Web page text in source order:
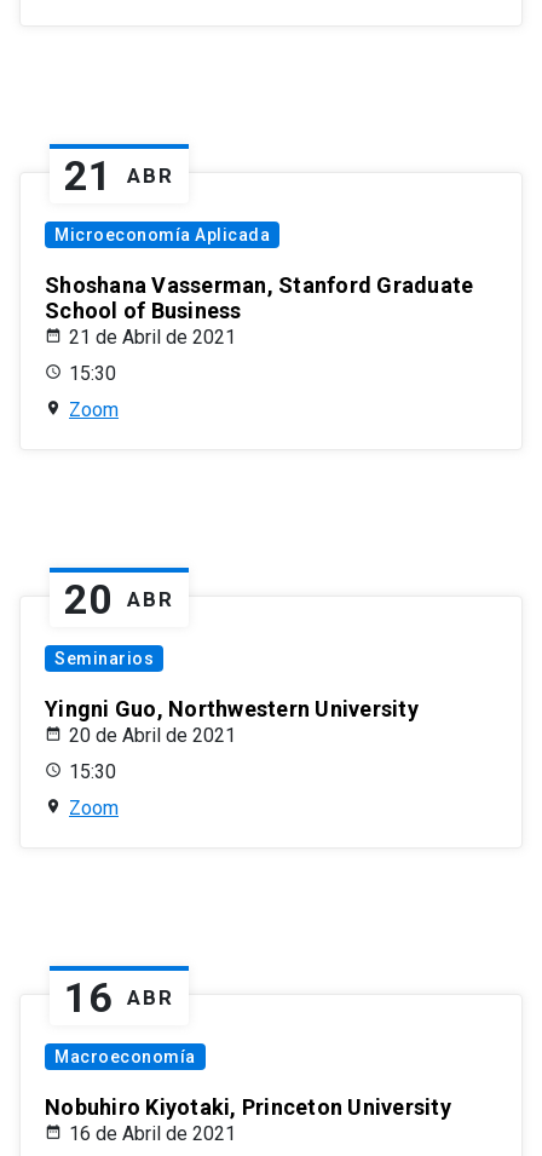
21 ABR
Microeconomía Aplicada
Shoshana Vasserman, Stanford Graduate
School of Business
21 de Abril de 2021
15:30
Zoom
20 ABR
Seminarios
Yingni Guo, Northwestern University
20 de Abril de 2021
15:30
Zoom
16 ABR
Macroeconomía
Nobuhiro Kiyotaki, Princeton University
16 de Abril de 2021